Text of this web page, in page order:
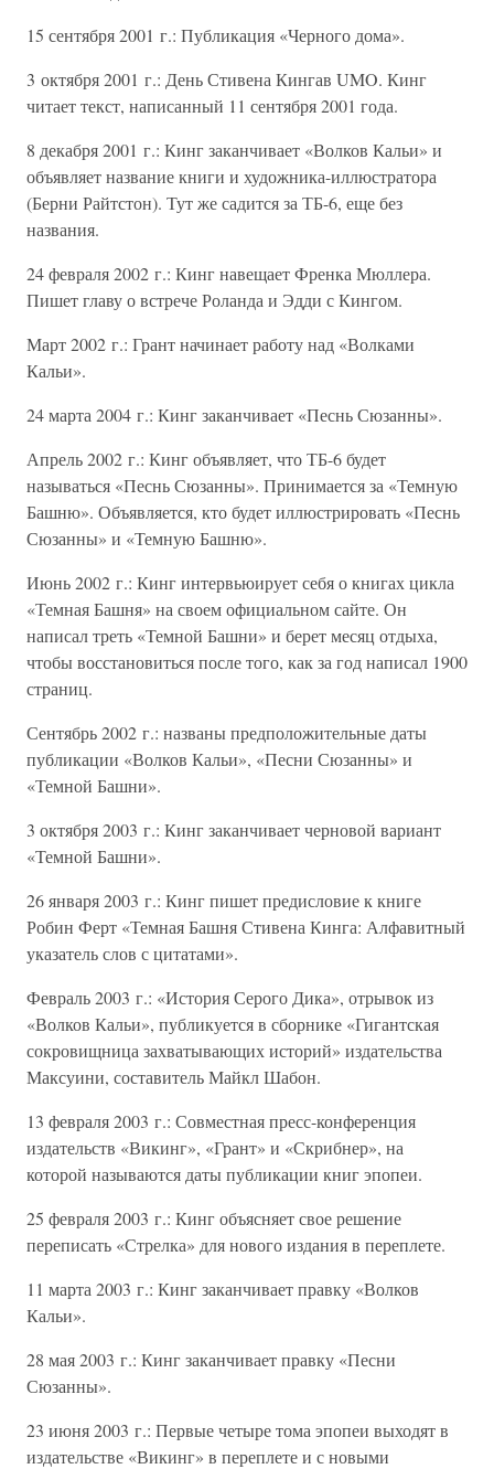
15 сентября 2001 г.: Публикация «Черного дома».
3 октября 2001 г.: День Стивена Кингав UMO. Кинг
читает текст, написанный 11 сентября 2001 года.
8 декабря 2001 г.: Кинг заканчивает «Волков Кальи» и
объявляет название книги и художника-иллюстратора
(Берни Райтстон). Тут же садится за ТБ-6, еще без
названия.
24 февраля 2002 г.: Кинг навещает Френка Мюллера.
Пишет главу о встрече Роланда и Эдди с Кингом.
Март 2002 г.: Грант начинает работу над «Волками
Кальи».
24 марта 2004 г.: Кинг заканчивает «Песнь Сюзанны».
Апрель 2002 г.: Кинг объявляет, что ТБ-6 будет
называться «Песнь Сюзанны». Принимается за «Темную
Башню». Объявляется, кто будет иллюстрировать «Песнь
Сюзанны» и «Темную Башню».
Июнь 2002 г.: Кинг интервьюирует себя о книгах цикла
«Темная Башня» на своем официальном сайте. Он
написал треть «Темной Башни» и берет месяц отдыха,
чтобы восстановиться после того, как за год написал 1900
страниц.
Сентябрь 2002 г.: названы предположительные даты
публикации «Волков Кальи», «Песни Сюзанны» и
«Темной Башни».
3 октября 2003 г.: Кинг заканчивает черновой вариант
«Темной Башни».
26 января 2003 г.: Кинг пишет предисловие к книге
Робин Ферт «Темная Башня Стивена Кинга: Алфавитный
указатель слов с цитатами».
Февраль 2003 г.: «История Серого Дика», отрывок из
«Волков Кальи», публикуется в сборнике «Гигантская
сокровищница захватывающих историй» издательства
Максуини, составитель Майкл Шабон.
13 февраля 2003 г.: Совместная пресс-конференция
издательств «Викинг», «Грант» и «Скрибнер», на
которой называются даты публикации книг эпопеи.
25 февраля 2003 г.: Кинг объясняет свое решение
переписать «Стрелка» для нового издания в переплете.
11 марта 2003 г.: Кинг заканчивает правку «Волков
Кальи».
28 мая 2003 г.: Кинг заканчивает правку «Песни
Сюзанны».
23 июня 2003 г.: Первые четыре тома эпопеи выходят в
издательстве «Викинг» в переплете и с новыми